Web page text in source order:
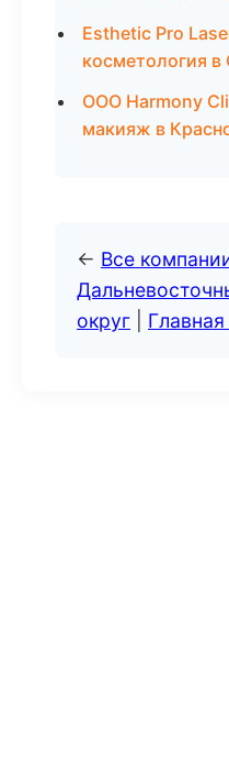
Esthetic Pro
косметология
ООО Harmony
макияж в
← Все
округ